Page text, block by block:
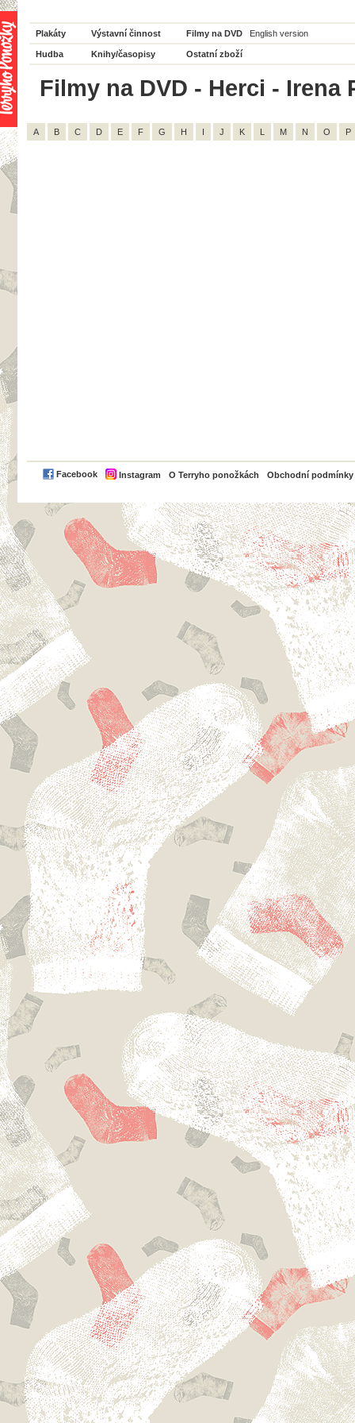
Plakáty Výstavní činnost Filmy na DVD English version
Hudba Knihy/časopisy Ostatní zboží
Filmy na DVD - Herci - Irena
A B C D E F G H I J K L M N O P
Facebook Instagram O Terryho ponožkách Obchodní podmínky
PayPal